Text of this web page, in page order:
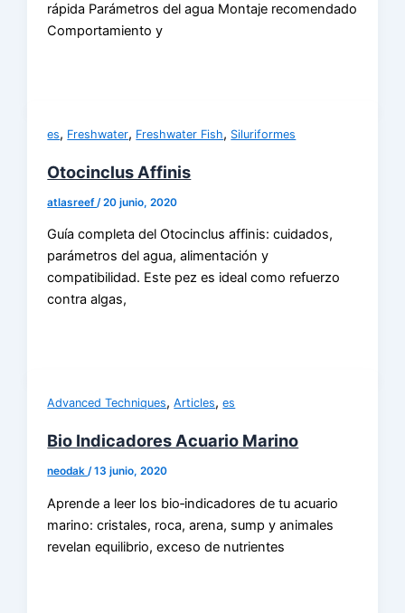
rápida Parámetros del agua Montaje recomendado
Comportamiento y
es, Freshwater, Freshwater Fish, Siluriformes
Otocinclus Affinis
atlasreef/20 junio, 2020
Guía completa del Otocinclus affinis: cuidados,
parámetros del agua, alimentación y
compatibilidad. Este pez es ideal como refuerzo
contra algas,
Advanced Techniques,Articles,es
Bio Indicadores Acuario Marino
neodak/13 junio, 2020
Aprende a leer los bio‑indicadores de tu acuario
marino: cristales, roca, arena, sump y animales
revelan equilibrio, exceso de nutrientes